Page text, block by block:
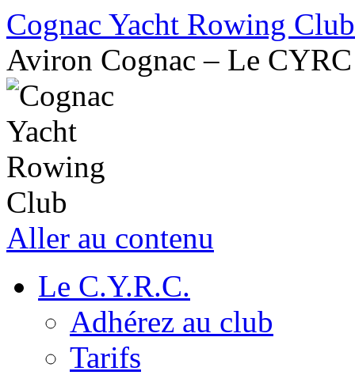
Cognac Yacht Rowing Club
Aviron Cognac – Le CYRC
Aller au contenu
Le C.Y.R.C.
Adhérez au club
Tarifs